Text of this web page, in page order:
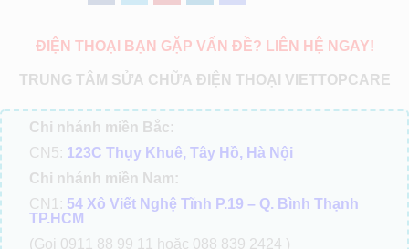
ĐIỆN THOẠI BẠN GẶP VẤN ĐỀ? LIÊN HỆ NGAY!
TRUNG TÂM SỬA CHỮA ĐIỆN THOẠI VIETTOPCARE
Chi nhánh miền Bắc:
CN5: 123C Thụy Khuê, Tây Hồ, Hà Nội
Chi nhánh miền Nam:
CN1: 54 Xô Viết Nghệ Tĩnh P.19 – Q. Bình Thạnh
TP.HCM
(Gọi 0911 88 99 11 hoặc 088 839 2424 )